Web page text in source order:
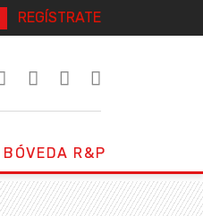
REGÍSTRATE
BÓVEDA R&P